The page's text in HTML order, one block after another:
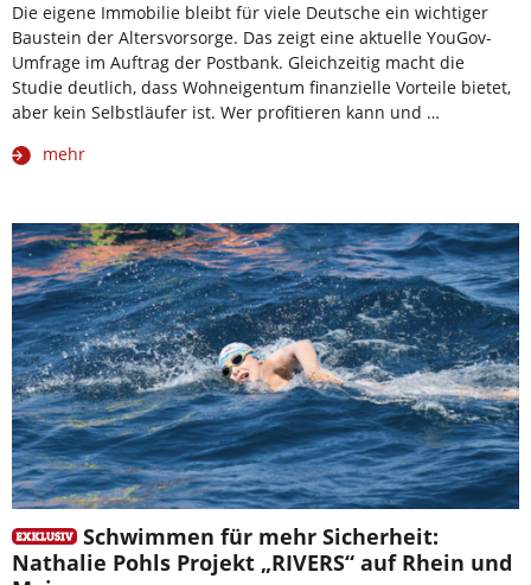
Die eigene Immobilie bleibt für viele Deutsche ein wichtiger
Baustein der Altersvorsorge. Das zeigt eine aktuelle YouGov-
Umfrage im Auftrag der Postbank. Gleichzeitig macht die
Studie deutlich, dass Wohneigentum finanzielle Vorteile bietet,
aber kein Selbstläufer ist. Wer profitieren kann und …
mehr
Schwimmen für mehr Sicherheit:
Nathalie Pohls Projekt „RIVERS“ auf Rhein und